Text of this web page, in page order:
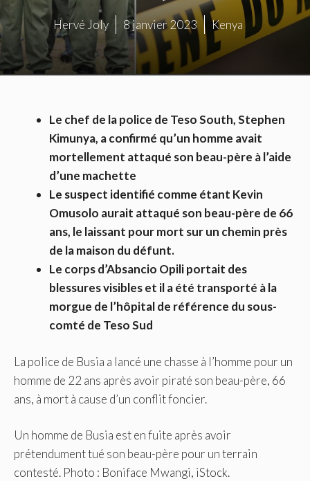
Hervé Joly 8 janvier 2023 Kenya
Le chef de la police de Teso South, Stephen
Kimunya, a confirmé qu’un homme avait
mortellement attaqué son beau-père à l’aide
d’une machette
Le suspect identifié comme étant Kevin
Omusolo aurait attaqué son beau-père de 66
ans, le laissant pour mort sur un chemin près
de la maison du défunt.
Le corps d’Absancio Opili portait des
blessures visibles et il a été transporté à la
morgue de l’hôpital de référence du sous-
comté de Teso Sud
La police de Busia a lancé une chasse à l’homme pour un
homme de 22 ans après avoir piraté son beau-père, 66
ans, à mort à cause d’un conflit foncier.
Un homme de Busia est en fuite après avoir
prétendument tué son beau-père pour un terrain
contesté. Photo : Boniface Mwangi, iStock.